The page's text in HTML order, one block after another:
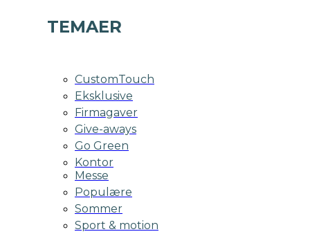
TEMAER
CustomTouch
Eksklusive
Firmagaver
Give-aways
Go Green
Kontor
Messe
Populære
Sommer
Sport & motion